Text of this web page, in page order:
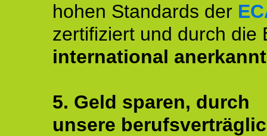
hohen Standards der
zertifiziert und durch die
international
5. Geld sparen, durch
unsere